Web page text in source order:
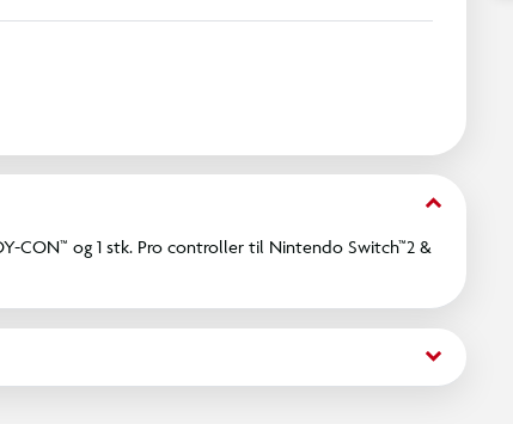
keyboard_arrow_down
CON™ og 1 stk. Pro controller til Nintendo Switch™2 &
keyboard_arrow_down